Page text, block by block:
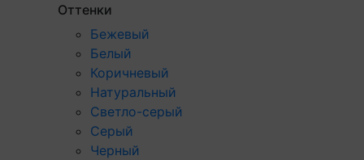
Оттенки
Бежевый
Белый
Коричневый
Натуральный
Светло-серый
Серый
Черный